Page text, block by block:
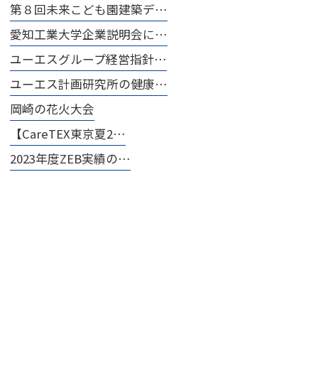
第８回未来こども園建築デ…
愛知工業大学企業説明会に…
ユーエスグループ経営指針…
ユーエス計画研究所の健康…
岡崎の花火大会
【CareTEX東京夏2…
2023年度ZEB実績の…